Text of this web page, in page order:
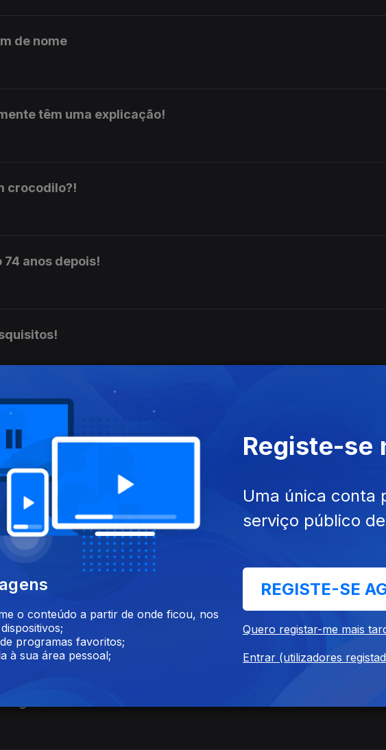
de nome
têm uma explicação!
crocodilo?!
anos depois!
de sempre
incríveis!
hoje!
o conteúdo a partir de onde ficou, nos
programas favoritos;
à sua área pessoal;
Registe-se
Uma única conta
serviço público
REGISTE-SE
Quero registar-me mais
Entrar (utilizadores